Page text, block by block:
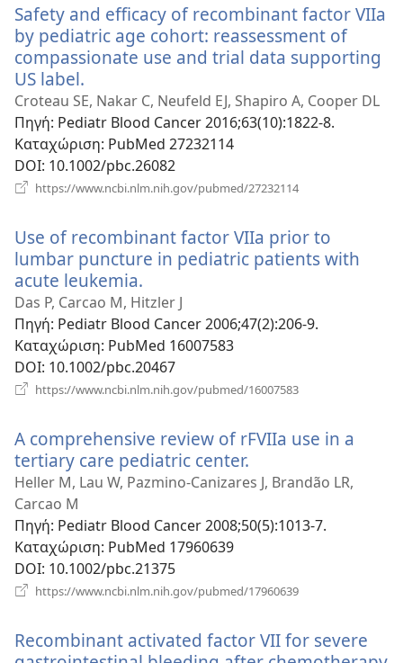
Safety and efficacy of recombinant factor VIIa
by pediatric age cohort: reassessment of
compassionate use and trial data supporting
US label.
νέο
παράθυρο)
Croteau SE, Nakar C, Neufeld EJ, Shapiro A, Cooper DL
Πηγή‎: Pediatr Blood Cancer 2016;63(10):1822-8.
Καταχώριση‎: PubMed 27232114
DOI‎: 10.1002/pbc.26082
https://www.ncbi.nlm.nih.gov/pubmed/27232114
Use of recombinant factor VIIa prior to
lumbar puncture in pediatric patients with
acute leukemia.
νέο
παράθυρο)
Das P, Carcao M, Hitzler J
Πηγή‎: Pediatr Blood Cancer 2006;47(2):206-9.
Καταχώριση‎: PubMed 16007583
DOI‎: 10.1002/pbc.20467
https://www.ncbi.nlm.nih.gov/pubmed/16007583
A comprehensive review of rFVIIa use in a
tertiary care pediatric center.
νέο
Heller M, Lau W, Pazmino-Canizares J, Brandão LR,
Carcao M
Πηγή‎: Pediatr Blood Cancer 2008;50(5):1013-7.
Καταχώριση‎: PubMed 17960639
DOI‎: 10.1002/pbc.21375
https://www.ncbi.nlm.nih.gov/pubmed/17960639
Recombinant activated factor VII for severe